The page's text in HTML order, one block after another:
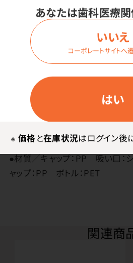
あなたは歯科医療関
はい
いいえ
コーポレートサイトへ
※ 価格と在庫状況はログイン後
となっています。
それぞれのパーツが外せるので、
機能的でスポーティー、毎日飲む
初回トレーニング用の小容量タイ
まった方への大容量タイプ（
その他
●日本製
●材質／キャップ：PP 吸い口：
ャップ：PP ボトル：PET
関連商